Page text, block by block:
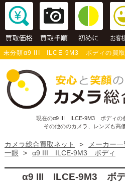
未分類α9 III ILCE-9M3 ボディの買取
現在のα9 III ILCE-9M3 ボディの
その他ののカメラ、レンズも高
カメラ総合買取ネット > メーカー一
一眼
> α9 III ILCE-9M3 ボディ
α9 III ILCE-9M3 ボデ